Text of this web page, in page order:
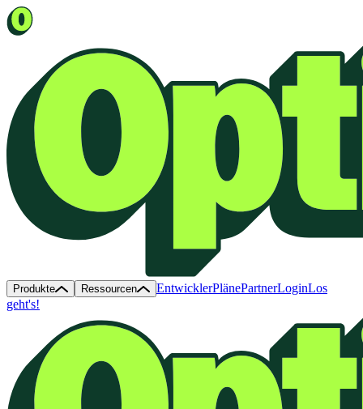
Produkte Ressourcen EntwicklerPlänePartnerLoginLos
geht's!